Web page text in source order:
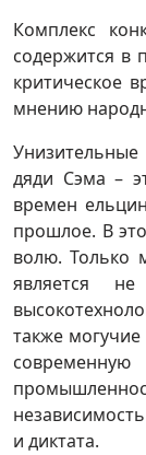
Комплекс
содержится в
критическое
мнению
Унизительные
дяди Сэма –
времен
прошлое. В
волю. Только
является
также
и диктата.